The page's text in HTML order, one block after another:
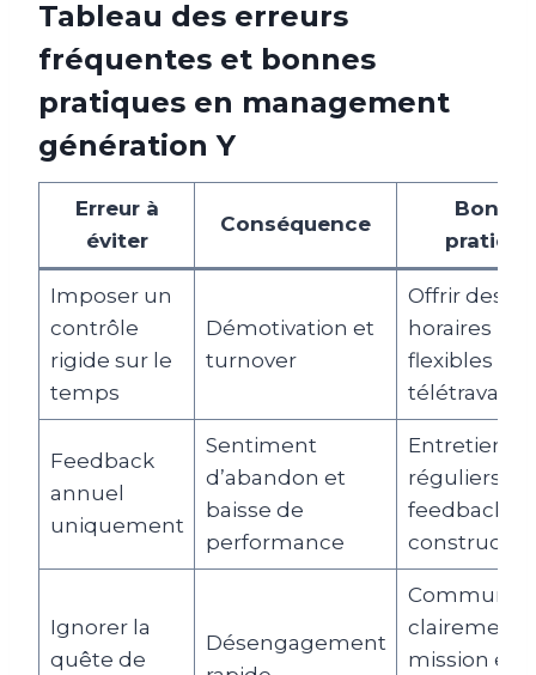
Tableau des erreurs
fréquentes et bonnes
pratiques en management
génération Y
Erreur à
éviter
Conséquence
Bonne
pratique
Imposer un
contrôle
rigide sur le
temps
Démotivation et
turnover
Offrir des
horaires
flexibles et
télétravail
Feedback
annuel
uniquement
Sentiment
d’abandon et
baisse de
performance
Entretiens
réguliers
feedback
constructif
Ignorer la
quête de
Désengagement
clairement
mission et